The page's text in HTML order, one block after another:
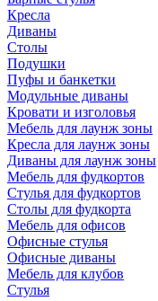
Кресла
Диваны
Столы
Подушки
Пуфы и банкетки
Модульные диваны
Кровати и изголовья
Мебель для лаунж зоны
Кресла для лаунж зоны
Диваны для лаунж зоны
Мебель для фудкортов
Стулья для фудкортов
Столы для фудкорта
Мебель для офисов
Офисные стулья
Офисные диваны
Мебель для клубов
Стулья